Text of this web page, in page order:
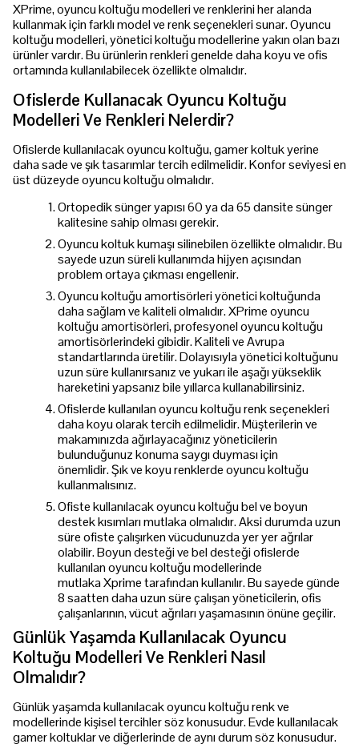
XPrime, oyuncu koltuğu modelleri ve renklerini her alanda
kullanmak için farklı model ve renk seçenekleri sunar. Oyuncu
koltuğu modelleri, yönetici koltuğu modellerine yakın olan bazı
ürünler vardır. Bu ürünlerin renkleri genelde daha koyu ve ofis
ortamında kullanılabilecek özellikte olmalıdır.
Ofislerde Kullanacak Oyuncu Koltuğu
Modelleri Ve Renkleri Nelerdir?
Ofislerde kullanılacak oyuncu koltuğu, gamer koltuk yerine
daha sade ve şık tasarımlar tercih edilmelidir. Konfor seviyesi en
üst düzeyde oyuncu koltuğu olmalıdır.
Ortopedik sünger yapısı 60 ya da 65 dansite sünger
kalitesine sahip olması gerekir.
Oyuncu koltuk kumaşı silinebilen özellikte olmalıdır. Bu
sayede uzun süreli kullanımda hijyen açısından
problem ortaya çıkması engellenir.
Oyuncu koltuğu amortisörleri yönetici koltuğunda
daha sağlam ve kaliteli olmalıdır. XPrime oyuncu
koltuğu amortisörleri, profesyonel oyuncu koltuğu
amortisörlerindeki gibidir. Kaliteli ve Avrupa
standartlarında üretilir. Dolayısıyla yönetici koltuğunu
uzun süre kullanırsanız ve yukarı ile aşağı yükseklik
hareketini yapsanız bile yıllarca kullanabilirsiniz.
Ofislerde kullanılan oyuncu koltuğu renk seçenekleri
daha koyu olarak tercih edilmelidir. Müşterilerin ve
makamınızda ağırlayacağınız yöneticilerin
bulunduğunuz konuma saygı duyması için
önemlidir. Şık ve koyu renklerde oyuncu koltuğu
kullanmalısınız.
Ofiste kullanılacak oyuncu koltuğu bel ve boyun
destek kısımları mutlaka olmalıdır. Aksi durumda uzun
süre ofiste çalışırken vücudunuzda yer yer ağrılar
olabilir. Boyun desteği ve bel desteği ofislerde
kullanılan oyuncu koltuğu modellerinde
mutlaka Xprime tarafından kullanılır. Bu sayede günde
8 saatten daha uzun süre çalışan yöneticilerin, ofis
çalışanlarının, vücut ağrıları yaşamasının önüne geçilir.
Günlük Yaşamda Kullanılacak Oyuncu
Koltuğu Modelleri Ve Renkleri Nasıl
Olmalıdır?
Günlük yaşamda kullanılacak oyuncu koltuğu renk ve
modellerinde kişisel tercihler söz konusudur. Evde kullanılacak
gamer koltuklar ve diğerlerinde de aynı durum söz konusudur.